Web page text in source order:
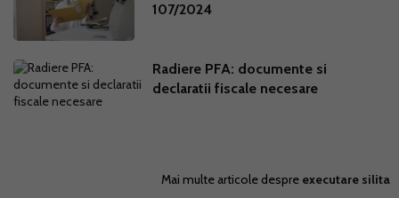
107/2024
Radiere PFA: documente si
declaratii fiscale necesare
Mai multe articole despre executare silita